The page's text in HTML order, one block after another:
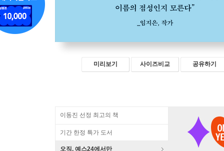
미리보기 사이즈비교 공유하기
이동진 선정 최고의 책
기간 한정 특가 도서
오직, 예스24에서만